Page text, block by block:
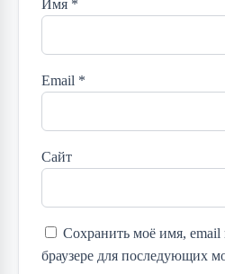
Имя *
Email *
Сайт
Сохранить моё имя, email
браузере для последующих